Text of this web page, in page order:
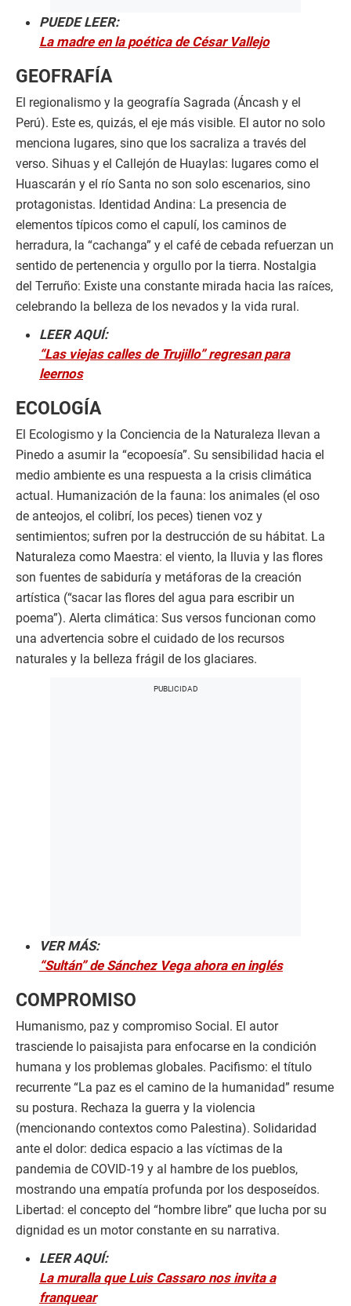
PUEDE LEER:
La madre en la poética de César Vallejo
GEOFRAFÍA
El regionalismo y la geografía Sagrada (Áncash y el
Perú). Este es, quizás, el eje más visible. El autor no solo
menciona lugares, sino que los sacraliza a través del
verso. Sihuas y el Callejón de Huaylas: lugares como el
Huascarán y el río Santa no son solo escenarios, sino
protagonistas. Identidad Andina: La presencia de
elementos típicos como el capulí, los caminos de
herradura, la “cachanga” y el café de cebada refuerzan un
sentido de pertenencia y orgullo por la tierra. Nostalgia
del Terruño: Existe una constante mirada hacia las raíces,
celebrando la belleza de los nevados y la vida rural.
LEER AQUÍ:
“Las viejas calles de Trujillo” regresan para
leernos
ECOLOGÍA
El Ecologismo y la Conciencia de la Naturaleza llevan a
Pinedo a asumir la “ecopoesía”. Su sensibilidad hacia el
medio ambiente es una respuesta a la crisis climática
actual. Humanización de la fauna: los animales (el oso
de anteojos, el colibrí, los peces) tienen voz y
sentimientos; sufren por la destrucción de su hábitat. La
Naturaleza como Maestra: el viento, la lluvia y las flores
son fuentes de sabiduría y metáforas de la creación
artística (“sacar las flores del agua para escribir un
poema”). Alerta climática: Sus versos funcionan como
una advertencia sobre el cuidado de los recursos
naturales y la belleza frágil de los glaciares.
VER MÁS:
“Sultán” de Sánchez Vega ahora en inglés
COMPROMISO
Humanismo, paz y compromiso Social. El autor
trasciende lo paisajista para enfocarse en la condición
humana y los problemas globales. Pacifismo: el título
recurrente “La paz es el camino de la humanidad” resume
su postura. Rechaza la guerra y la violencia
(mencionando contextos como Palestina). Solidaridad
ante el dolor: dedica espacio a las víctimas de la
pandemia de COVID-19 y al hambre de los pueblos,
mostrando una empatía profunda por los desposeídos.
Libertad: el concepto del “hombre libre” que lucha por su
dignidad es un motor constante en su narrativa.
LEER AQUÍ:
La muralla que Luis Cassaro nos invita a
franquear